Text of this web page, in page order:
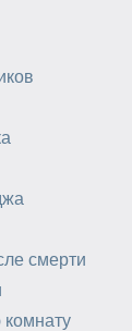
смерти